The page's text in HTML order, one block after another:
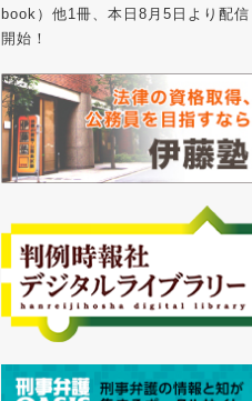
book）他1冊、本日8月5日より配信
開始！